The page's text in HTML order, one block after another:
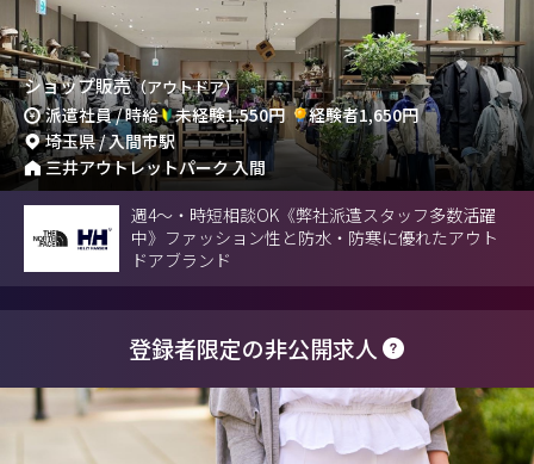
ショップ販売（アウトドア）
派遣社員 / 時給 未経験1,550円
経験者1,650円
埼玉県 / 入間市駅
三井アウトレットパーク 入間
週4～・時短相談OK《弊社派遣スタッフ多数活躍
中》ファッション性と防水・防寒に優れたアウト
ドアブランド
登録者限定の非公開求人